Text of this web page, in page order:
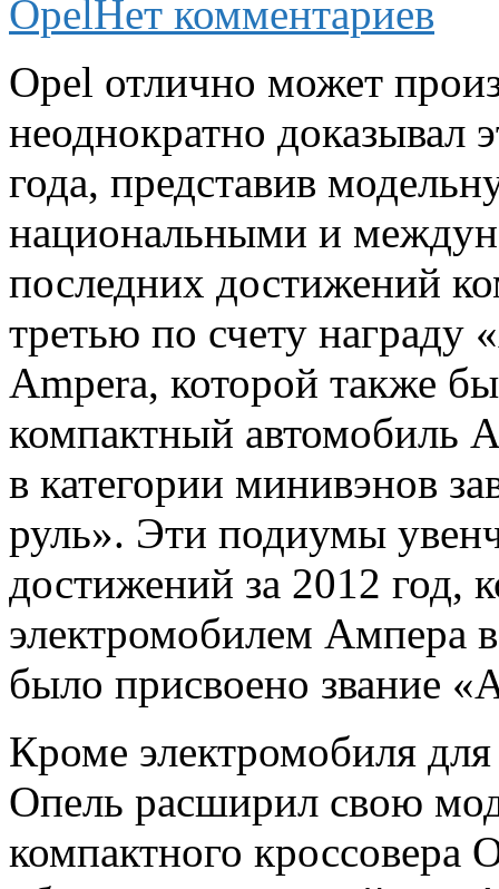
OpelНет комментариев
Opel отлично может
неоднократно доказывал
года, представив
национальными и
последних достижений
третью по счету
Ampera, которой также
компактный автомобиль
в категории минивэнов
руль». Эти подиумы
достижений за 2012 год,
электромобилем Ампера
было присвоено звание
Кроме электромобиля
Опель расширил свою
компактного кроссовера